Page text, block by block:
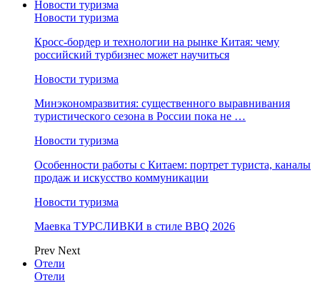
Новости туризма
Новости туризма
Кросс-бордер и технологии на рынке Китая: чему
российский турбизнес может научиться
Новости туризма
Минэкономразвития: существенного выравнивания
туристического сезона в России пока не …
Новости туризма
Особенности работы с Китаем: портрет туриста, каналы
продаж и искусство коммуникации
Новости туризма
Маевка ТУРСЛИВКИ в стиле BBQ 2026
Prev Next
Отели
Отели